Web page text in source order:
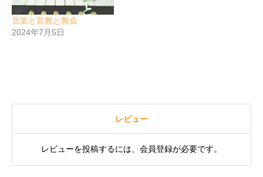
音楽と宣教と教会
2024年7月5日
レビュー
レビューを投稿するには、会員登録が必要です。